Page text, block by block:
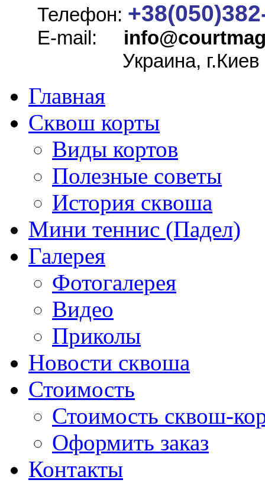
Телефон:
E-mail: info@
Украина, г.Киев
Главная
Сквош корты
Виды кортов
Полезные советы
История сквоша
Мини теннис (Падел)
Галерея
Фотогалерея
Видео
Приколы
Новости сквоша
Стоимость
Стоимость сквош-
Оформить заказ
Контакты